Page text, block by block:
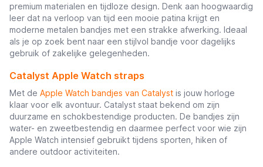
premium materialen en tijdloze design. Denk aan hoogwaardig
leer dat na verloop van tijd een mooie patina krijgt en
moderne metalen bandjes met een strakke afwerking. Ideaal
als je op zoek bent naar een stijlvol bandje voor dagelijks
gebruik of zakelijke gelegenheden.
Catalyst Apple Watch straps
Met de Apple Watch bandjes van Catalyst is jouw horloge
klaar voor elk avontuur. Catalyst staat bekend om zijn
duurzame en schokbestendige producten. De bandjes zijn
water- en zweetbestendig en daarmee perfect voor wie zijn
Apple Watch intensief gebruikt tijdens sporten, hiken of
andere outdoor activiteiten.